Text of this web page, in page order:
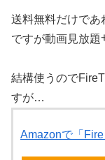
送料無料だけであ
ですが動画見放題
結構使うので
すが…
Amazonで「